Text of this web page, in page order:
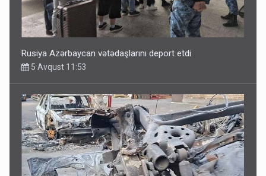
Rusiya Azərbaycan vətədaşlarını deport etdi
5 Avqust 11:53